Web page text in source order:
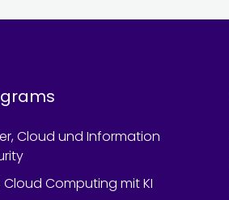
Cloud und Information
Cloud Computing mit KI